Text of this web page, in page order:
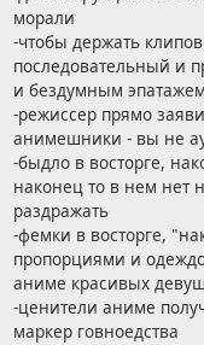
морали
-чтобы держать
последовательный и
и бездумным
-режиссер прямо
анимешники - вы не
-быдло в восторге,
наконец то в нем нет
раздражать
-фемки в восторге,
пропорциями и
аниме красивых
-ценители аниме
маркер говноедства